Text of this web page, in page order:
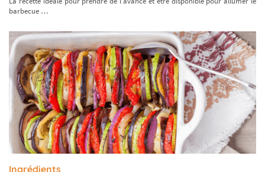
barbecue …
Ingrédients